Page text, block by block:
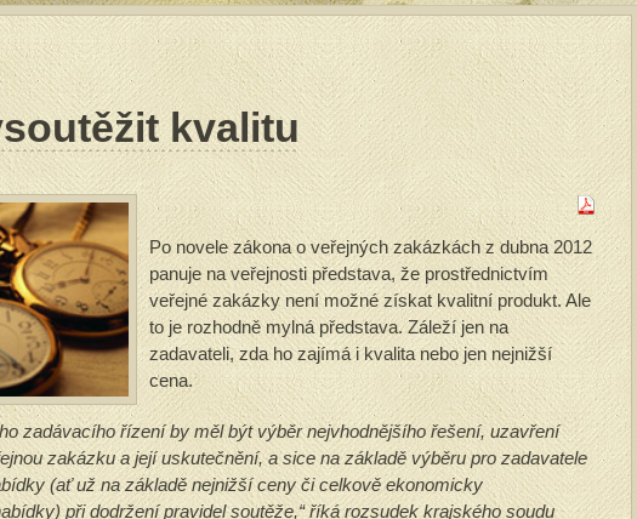
kvalitu
Po novele zákona o veřejných zakázkách z dubna 2012
panuje na veřejnosti představa, že prostřednictvím
veřejné zakázky není možné získat kvalitní produkt. Ale
to je rozhodně mylná představa. Záleží jen na
zadavateli, zda ho zajímá i kvalita nebo jen nejnižší
cena.
zadávacího řízení by měl být výběr nejvhodnějšího řešení, uzavření
zakázku a její uskutečnění, a sice na základě výběru pro zadavatele
(ať už na základě nejnižší ceny či celkově ekonomicky
při dodržení pravidel soutěže,“ říká rozsudek krajského soudu